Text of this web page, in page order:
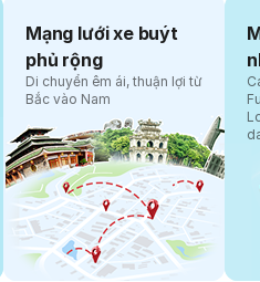
Mạng lưới xe buýt
phủ rộng
Di chuyển êm ái, thuận lợi từ
Bắc vào Nam